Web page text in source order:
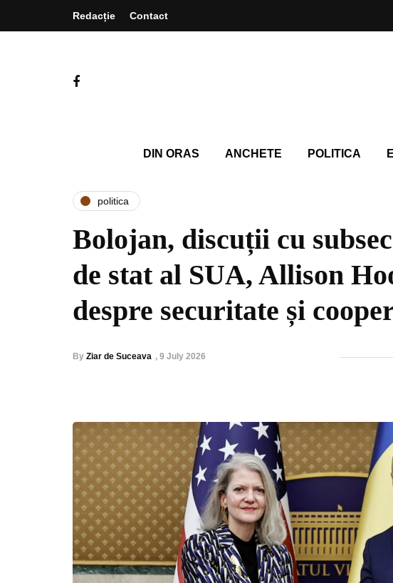
Redacție Contact
DIN ORAS ANCHETE POLITICA
politica
Bolojan, discuții cu
de stat al SUA, Allison
despre securitate și
By Ziar de Suceava , 9 July 2026